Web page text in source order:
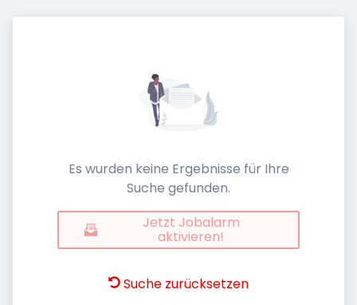
Es wurden keine Ergebnisse für Ihre
Suche gefunden.
Jetzt Jobalarm
aktivieren!
Suche zurücksetzen